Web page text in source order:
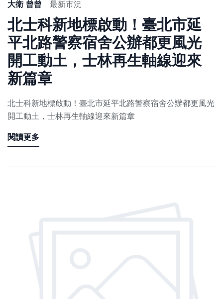
大衛 曾曾 最新市況
北士科新地標啟動！臺北市延
平北路警察宿舍公辦都更風光
開工動土，士林再生軸線迎來
新篇章
北士科新地標啟動！臺北市延平北路警察宿舍公辦都更風光
開工動土，士林再生軸線迎來新篇章
閱讀更多